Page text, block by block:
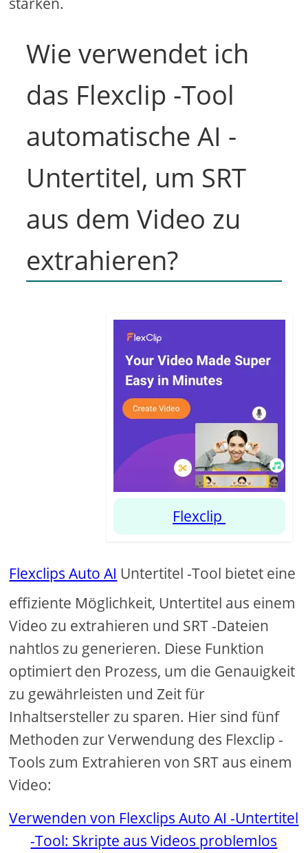
Wie verwendet ich
das Flexclip -Tool
automatische AI ​​-
Untertitel, um SRT
aus dem Video zu
extrahieren?
Flexclip
Flexclips Auto AI Untertitel -Tool bietet eine
effiziente Möglichkeit, Untertitel aus einem
Video zu extrahieren und SRT -Dateien
nahtlos zu generieren. Diese Funktion
optimiert den Prozess, um die Genauigkeit
zu gewährleisten und Zeit für
Inhaltsersteller zu sparen. Hier sind fünf
Methoden zur Verwendung des Flexclip -
Tools zum Extrahieren von SRT aus einem
Video:
Verwenden von Flexclips Auto AI -Untertitel
-Tool: Skripte aus Videos problemlos